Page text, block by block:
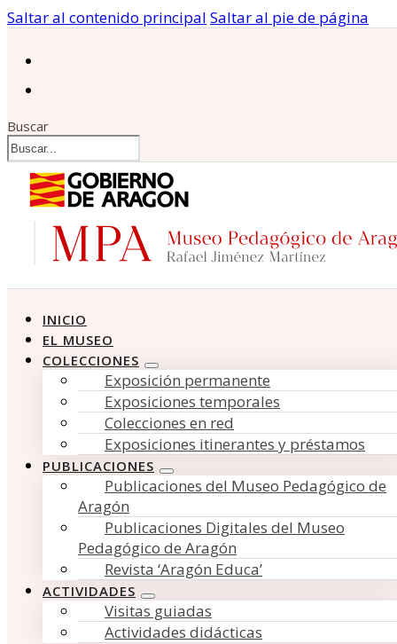
Saltar al contenido principal Saltar al pie de página
Buscar
INICIO
EL MUSEO
COLECCIONES
Exposición permanente
Exposiciones temporales
Colecciones en red
Exposiciones itinerantes y préstamos
PUBLICACIONES
Publicaciones del Museo Pedagógico de
Aragón
Publicaciones Digitales del Museo
Pedagógico de Aragón
Revista ‘Aragón Educa’
ACTIVIDADES
Visitas guiadas
Actividades didácticas